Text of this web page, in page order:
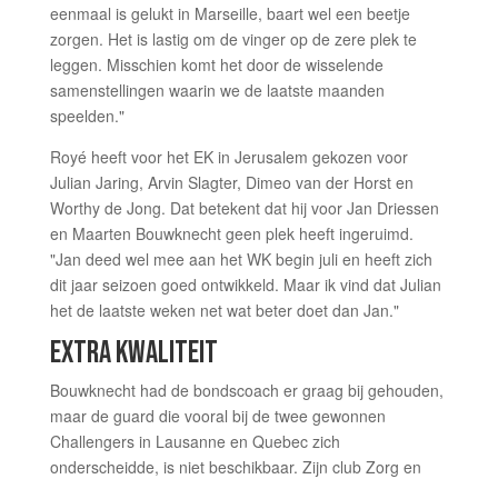
eenmaal is gelukt in Marseille, baart wel een beetje
zorgen. Het is lastig om de vinger op de zere plek te
leggen. Misschien komt het door de wisselende
samenstellingen waarin we de laatste maanden
speelden."
Royé heeft voor het EK in Jerusalem gekozen voor
Julian Jaring, Arvin Slagter, Dimeo van der Horst en
Worthy de Jong. Dat betekent dat hij voor Jan Driessen
en Maarten Bouwknecht geen plek heeft ingeruimd.
"Jan deed wel mee aan het WK begin juli en heeft zich
dit jaar seizoen goed ontwikkeld. Maar ik vind dat Julian
het de laatste weken net wat beter doet dan Jan."
EXTRA KWALITEIT
Bouwknecht had de bondscoach er graag bij gehouden,
maar de guard die vooral bij de twee gewonnen
Challengers in Lausanne en Quebec zich
onderscheidde, is niet beschikbaar. Zijn club Zorg en